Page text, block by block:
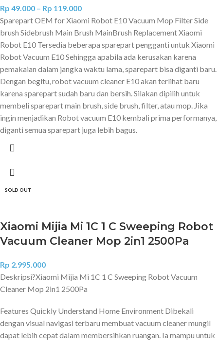
Rp 49.000 – Rp 119.000
Sparepart OEM for Xiaomi Robot E10 Vacuum Mop Filter Side
brush Sidebrush Main Brush MainBrush Replacement Xiaomi
Robot E10 Tersedia beberapa sparepart pengganti untuk Xiaomi
Robot Vacuum E10 Sehingga apabila ada kerusakan karena
pemakaian dalam jangka waktu lama, sparepart bisa diganti baru.
Dengan begitu, robot vacuum cleaner E10 akan terlihat baru
karena sparepart sudah baru dan bersih. Silakan dipilih untuk
membeli sparepart main brush, side brush, filter, atau mop. Jika
ingin menjadikan Robot vacuum E10 kembali prima performanya,
diganti semua sparepart juga lebih bagus.
SOLD OUT
Xiaomi Mijia Mi 1C 1 C Sweeping Robot
Vacuum Cleaner Mop 2in1 2500Pa
Rp 2.995.000
Deskripsi?Xiaomi Mijia Mi 1C 1 C Sweeping Robot Vacuum
Cleaner Mop 2in1 2500Pa
Features Quickly Understand Home Environment Dibekali
dengan visual navigasi terbaru membuat vacuum cleaner mungil
dapat lebih cepat dalam membersihkan ruangan. Ia mampu untuk